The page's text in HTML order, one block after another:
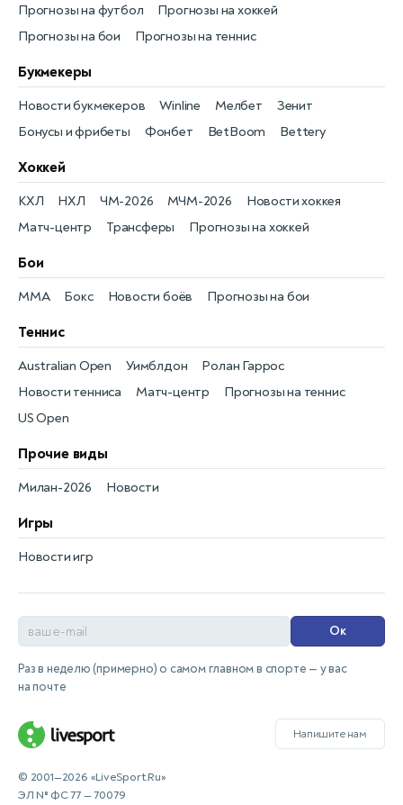
Прогнозы на футбол
Прогнозы на хоккей
Прогнозы на бои Прогнозы на теннис
Букмекеры
Бонусы и фрибеты
Новости букмекеров
Фонбет
Winline
BetBoom
Мелбет
Bettery
Зенит
Хоккей
Новости хоккея
КХЛ
Матч-центр
НХЛ
Трансферы
ЧМ-2026
Прогнозы на хоккей
МЧМ-2026
Бои
Новости боёв
MMA Прогнозы на бои
Бокс
Теннис
Новости тенниса
Australian Open
Матч-центр
Уимблдон
Прогнозы на теннис
Ролан Гаррос
US Open
Прочие виды
Новости
Милан-2026
Игры
Новости игр
Ок
Раз в неделю (примерно) о самом главном в спорте — у вас
на почте
Напишите нам
© 2001—2026 «LiveSport.Ru»
ЭЛ № ФС 77 — 70079